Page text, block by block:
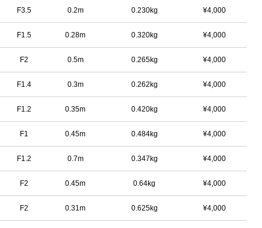
F3.5 0.2m 0.230kg ¥4,000
F1.5 0.28m 0.320kg ¥4,000
F2 0.5m 0.265kg ¥4,000
F1.4 0.3m 0.262kg ¥4,000
F1.2 0.35m 0.420kg ¥4,000
F1 0.45m 0.484kg ¥4,000
F1.2 0.7m 0.347kg ¥4,000
F2 0.45m 0.64kg ¥4,000
F2 0.31m 0.625kg ¥4,000